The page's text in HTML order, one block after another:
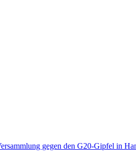
gegen den G20-Gipfel in